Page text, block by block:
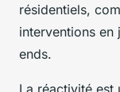
résidentiels,
interventions en
ends.
La réactivité est